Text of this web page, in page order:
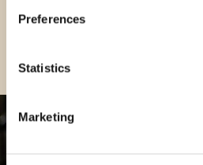
Preferences
Statistics
Marketing